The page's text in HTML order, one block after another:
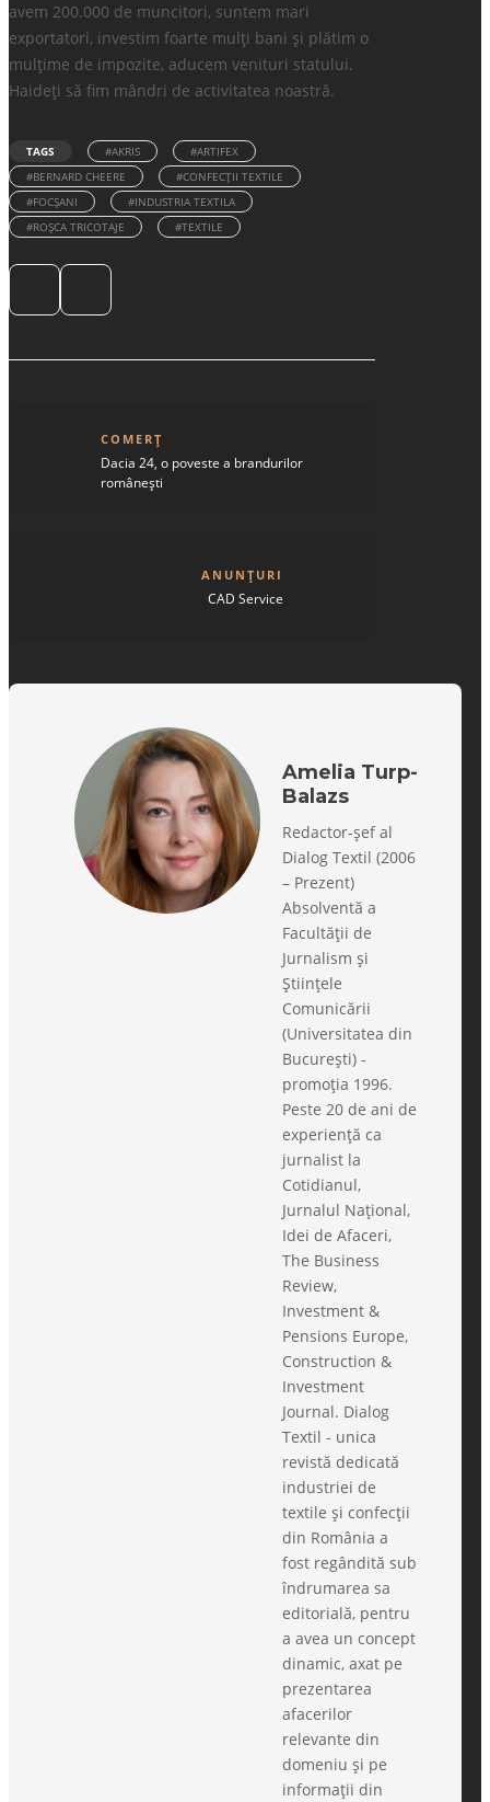
avem 200.000 de muncitori, suntem mari
exportatori, investim foarte mulți bani și plătim o
mulțime de impozite, aducem venituri statului.
Haideți să fim mândri de activitatea noastră.
TAGS #AKRIS
#ARTIFEX
#BERNARD CHEERE
#CONFECŢII TEXTILE
#FOCŞANI
#INDUSTRIA TEXTILA
#ROȘCA TRICOTAJE
#TEXTILE
COMERȚ
Dacia 24, o poveste a brandurilor
românești
ANUNȚURI
CAD Service
Amelia Turp-
Balazs
Redactor-șef al
Dialog Textil (2006
– Prezent)
Absolventă a
Facultății de
Jurnalism și
Științele
Comunicării
(Universitatea din
București) -
promoția 1996.
Peste 20 de ani de
experiență ca
jurnalist la
Cotidianul,
Jurnalul Național,
Idei de Afaceri,
The Business
Review,
Investment &
Pensions Europe,
Construction &
Investment
Journal. Dialog
Textil - unica
revistă dedicată
industriei de
textile și confecții
din România a
fost regândită sub
îndrumarea sa
editorială, pentru
a avea un concept
dinamic, axat pe
prezentarea
afacerilor
relevante din
domeniu și pe
informații din